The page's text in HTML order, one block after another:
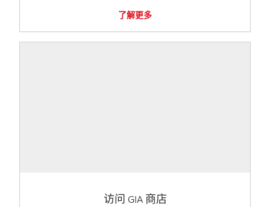
了解更多
访问 GIA 商店